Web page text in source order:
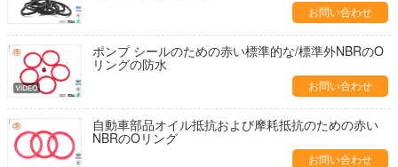
お問い合わせ
ポンプ シールのための赤い標準的な/標準外NBRのO
リングの防水
お問い合わせ
自動車部品オイル抵抗および摩耗抵抗のための赤い
NBRのOリング
お問い合わせ